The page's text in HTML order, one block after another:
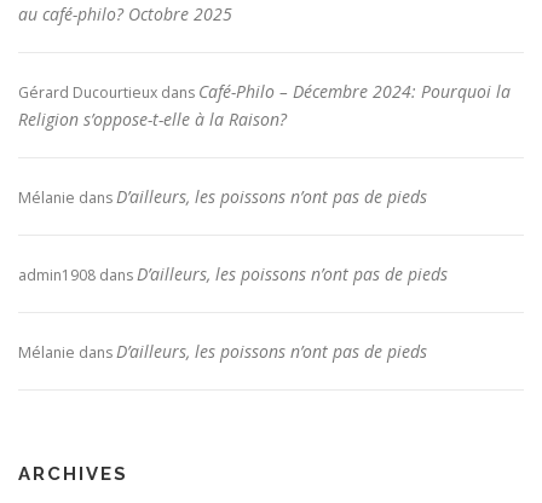
au café-philo? Octobre 2025
Gérard Ducourtieux dans Café-Philo – Décembre 2024: Pourquoi la
Religion s’oppose-t-elle à la Raison?
Mélanie dansD’ailleurs, les poissons n’ont pas de pieds
admin1908 dansD’ailleurs, les poissons n’ont pas de pieds
Mélanie dansD’ailleurs, les poissons n’ont pas de pieds
ARCHIVES